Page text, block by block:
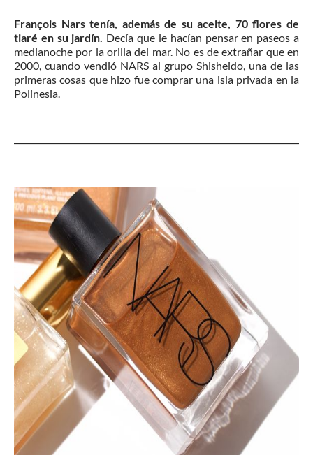
François Nars tenía, además de su aceite, 70 flores de
tiaré en su jardín. Decía que le hacían pensar en paseos a
medianoche por la orilla del mar. No es de extrañar que en
2000, cuando vendió NARS al grupo Shisheido, una de las
primeras cosas que hizo fue comprar una isla privada en la
Polinesia.